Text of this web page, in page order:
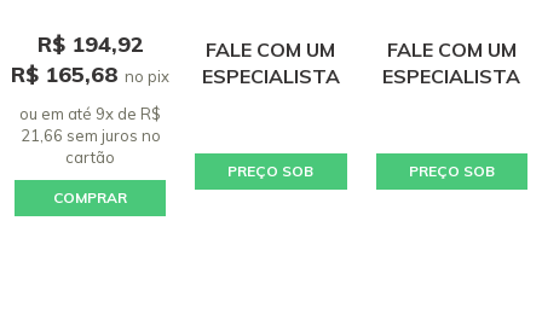
R$ 194,92
R$ 165,68no pix
ou em até 9x de R$
21,66 sem juros no
cartão
COMPRAR
FALE COM UM
ESPECIALISTA
PREÇO SOB
FALE COM UM
ESPECIALISTA
PREÇO SOB